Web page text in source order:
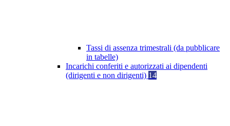
Tassi di assenza trimestrali (da pubblicare
in tabelle)
Incarichi conferiti e autorizzati ai dipendenti
(dirigenti e non dirigenti) 14